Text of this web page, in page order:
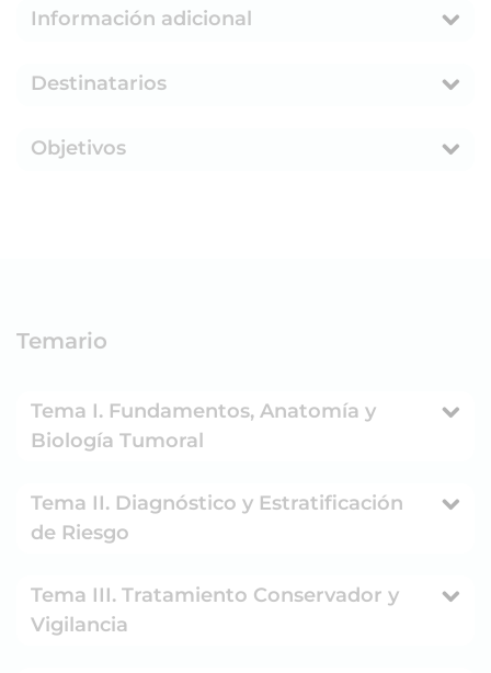
Información adicional
Destinatarios
Objetivos
Temario
Tema I. Fundamentos, Anatomía y
Biología Tumoral
Tema II. Diagnóstico y Estratificación
de Riesgo
Tema III. Tratamiento Conservador y
Vigilancia